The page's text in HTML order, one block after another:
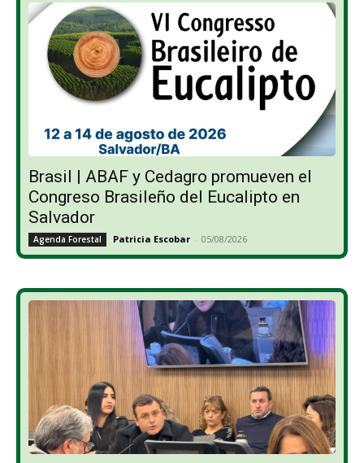
Brasil | ABAF y Cedagro promueven el
Congreso Brasileño del Eucalipto en
Salvador
Agenda Forestal Patricia Escobar - 05/08/2026